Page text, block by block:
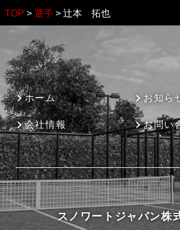
TOP > 選手 > 辻本 拓也
スノワートジャパン株
ホーム お知ら
会社情報 お問い